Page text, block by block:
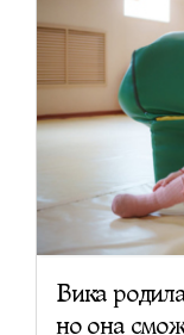
Вика
но она